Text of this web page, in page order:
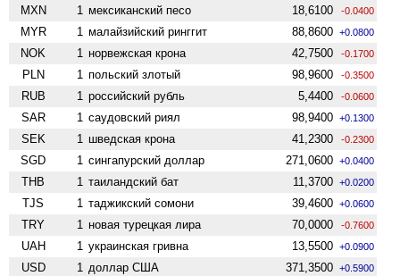
MXN 1 мексиканский песо 18,6100 -0.0400
MYR 1 малайзийский ринггит 88,8600 +0.0800
NOK 1 норвежская крона 42,7500 -0.1700
PLN 1 польский злотый 98,9600 -0.3500
RUB 1 российский рубль 5,4400 -0.0600
SAR 1 саудовский риял 98,9400 +0.1300
SEK 1 шведская крона 41,2300 -0.2300
SGD 1 сингапурский доллар 271,0600 +0.0400
THB 1 таиландский бат 11,3700 +0.0200
TJS 1 таджикский сомони 39,4600 +0.0600
TRY 1 новая турецкая лира 70,0000 -0.7600
UAH 1 украинская гривна 13,5500 +0.0900
USD 1 доллар США 371,3500 +0.5900